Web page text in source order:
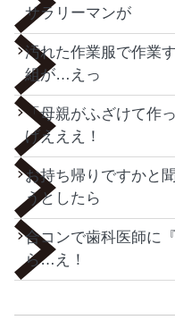
サラリーマンが
汚れた作業服で作業
組が…えっ
「母親がふざけて作
げえええ！
お持ち帰りですかと
うとしたら
合コンで歯科医師に
ら…え！